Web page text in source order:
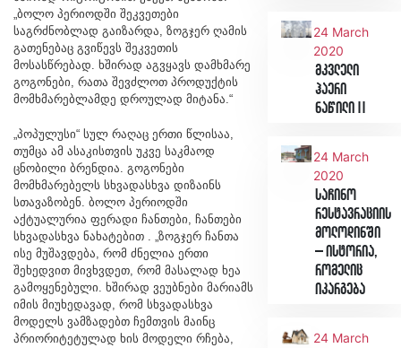
„ბოლო პერიოდში შეკვეთები
საგრძნობლად გაიზარდა, ზოგჯერ ღამის
გათენებაც გვიწევს შეკვეთის
მოსასწრებად. ხშირად აგვყავს დამხმარე
გოგონები, რათა შევძლოთ პროდუქტის
მომხმარებლამდე დროულად მიტანა.“
„პოპულუსი“ სულ რაღაც ერთი წლისაა,
თუმცა ამ ასაკისთვის უკვე საკმაოდ
ცნობილი ბრენდია. გოგონები
მომხმარებელს სხვადასხვა დიზაინს
სთავაზობენ. ბოლო პერიოდში
აქტუალურია ფერადი ჩანთები, ჩანთები
სხვადასხვა ნახატებით . „ზოგჯერ ჩანთა
ისე მუშავდება, რომ ძნელია ერთი
შეხედვით მივხვდეთ, რომ მასალად ხეა
გამოყენებული. ხშირად ვეუბნები მარიამს
იმის მიუხედავად, რომ სხვადასხვა
მოდელს ვამზადებთ ჩემთვის მაინც
პრიორიტეტულად ხის მოდელი რჩება,
24 March
2020
მკვლელი
ჰაერი
ნაწილი II
24 March
2020
საჩინო
რესტავრაციის
მოლოდინში
– ისტორია,
რომელიც
იკარგება
24 March